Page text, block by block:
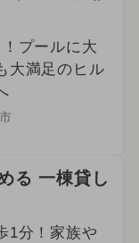
プールに大
大満足のヒル
る 一棟貸し
1分！家族や